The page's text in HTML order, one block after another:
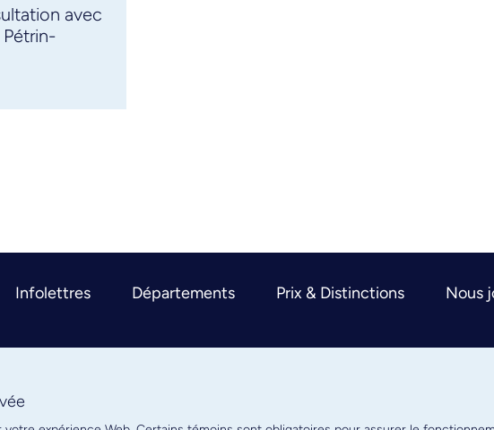
avec
Pétrin-
Infolettres Départements Prix & Distinctions Nous